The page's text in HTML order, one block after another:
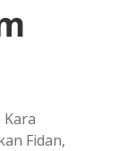
Fidan,